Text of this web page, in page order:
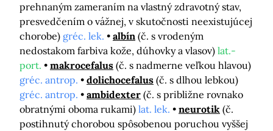
prehnaným zameraním na vlastný zdravotný stav,
presvedčením o vážnej, v skutočnosti neexistujúcej
chorobe) gréc. lek. albín (č. s vrodeným
nedostakom farbiva kože, dúhovky a vlasov) lat.-
port.
makrocefalus (č. s nadmerne veľkou hlavou)
gréc. antrop.
dolichocefalus (č. s dlhou lebkou)
gréc. antrop.
ambidexter (č. s približne rovnako
obratnými oboma rukami) lat. lek. neurotik (č.
postihnutý chorobou spôsobenou poruchou vyššej